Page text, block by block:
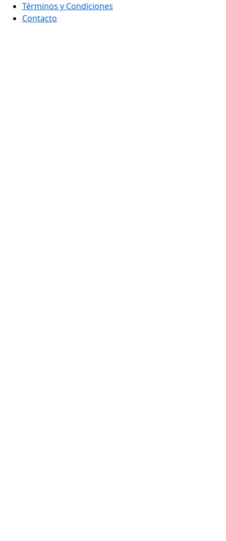
Términos y Condiciones
Contacto